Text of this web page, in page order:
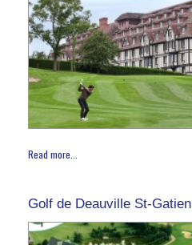
Read more...
Golf de Deauville St-Gatien